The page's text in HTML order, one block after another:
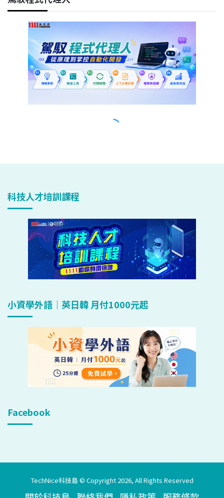
科技人才培訓課程
小資學外語｜英日韓 月付1000元起
Facebook
TechNice科技島 © Copyright 2026, All Rights Reserved